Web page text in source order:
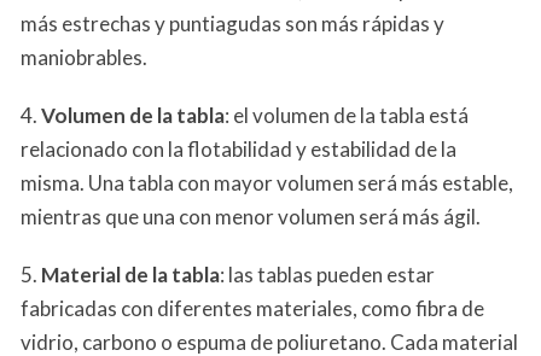
más estrechas y puntiagudas son más rápidas y
maniobrables.
4.Volumen de la tabla: el volumen de la tabla está
relacionado con la flotabilidad y estabilidad de la
misma. Una tabla con mayor volumen será más estable,
mientras que una con menor volumen será más ágil.
5. Material de la tabla: las tablas pueden estar
fabricadas con diferentes materiales, como fibra de
vidrio, carbono o espuma de poliuretano. Cada material